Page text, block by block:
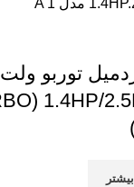
توربو ولت